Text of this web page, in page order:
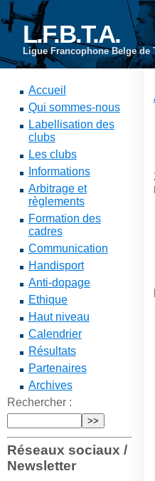
L.F.B.T.A.
Ligue Francophone Belge de
Accueil
Qui sommes-nous
Labellisation des
clubs
Les clubs
Informations
Arbitrage et
règlements
Formation des
cadres
Communication
Handisport
Anti-dopage
Ethique
Haut niveau
Calendrier
Résultats
Partenaires
Archives
Rechercher :
Réseaux sociaux /
Newsletter